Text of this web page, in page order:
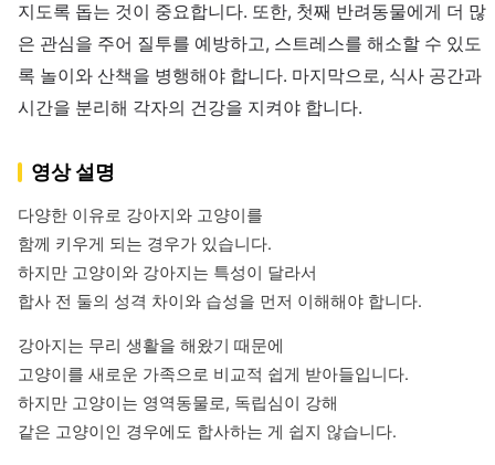
지도록 돕는 것이 중요합니다. 또한, 첫째 반려동물에게 더 많
은 관심을 주어 질투를 예방하고, 스트레스를 해소할 수 있도
록 놀이와 산책을 병행해야 합니다. 마지막으로, 식사 공간과
시간을 분리해 각자의 건강을 지켜야 합니다.
영상 설명
다양한 이유로 강아지와 고양이를
함께 키우게 되는 경우가 있습니다.
하지만 고양이와 강아지는 특성이 달라서
합사 전 둘의 성격 차이와 습성을 먼저 이해해야 합니다.
강아지는 무리 생활을 해왔기 때문에
고양이를 새로운 가족으로 비교적 쉽게 받아들입니다.
하지만 고양이는 영역동물로, 독립심이 강해
같은 고양이인 경우에도 합사하는 게 쉽지 않습니다.